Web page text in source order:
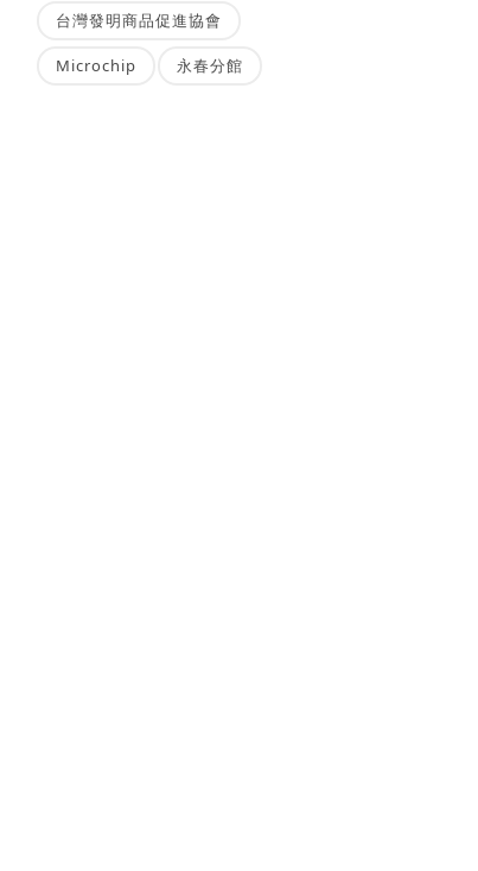
台灣發明商品促進協會
Microchip 永春分館